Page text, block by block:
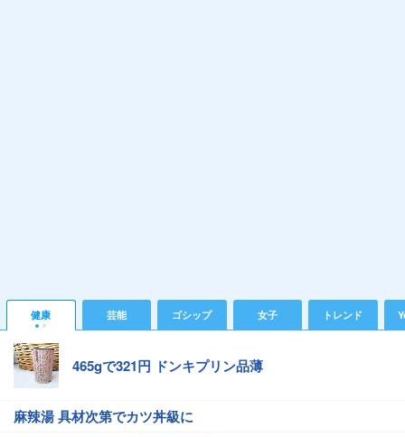
健康 芸能 ゴシップ 女子 トレンド
465gで321円 ドンキプリン品薄
麻辣湯 具材次第でカツ丼級に